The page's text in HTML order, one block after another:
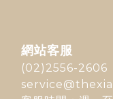
網站客服
(02)2556-2606